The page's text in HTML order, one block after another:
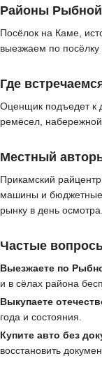
Районы
Посёлок на Каме,
выезжаем по посёлку
Где
Оценщик подъедет к
ремёсел,
Местный
Прикамский
машины и
рынку в день осмотра.
Частые
Выезжаете по
и в сёлах района
Выкупаете
года и состояния.
Купите авто без
восстановить